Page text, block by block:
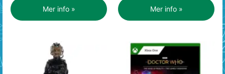
Mer info » Mer info »